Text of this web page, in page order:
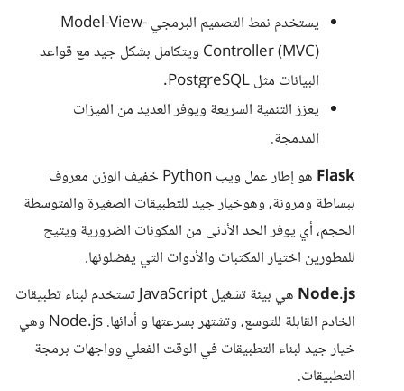
يستخدم نمط التصميم البرمجي Model-View-
Controller (MVC) ويتكامل بشكل جيد مع قواعد
البيانات مثل PostgreSQL.
يعزز التنمية السريعة ويوفر العديد من الميزات
المدمجة.
Flask
هو إطار عمل ويب Python خفيف الوزن معروف
ببساطة ومرونة، وهوخيار جيد للتطبيقات الصغيرة والمتوسطة
الحجم، أي يوفر الحد الأدنى من المكونات الضرورية ويتيح
للمطورين اختيار المكتبات والأدوات التي يفضلونها.
Node.js
هي بيئة تشغيل JavaScript تستخدم لبناء تطبيقات
الخادم القابلة للتوسع، وتشتهر بسرعتها و أدائها. Node.js وهي
خيار جيد لبناء التطبيقات في الوقت الفعلي وواجهات برمجة
التطبيقات.